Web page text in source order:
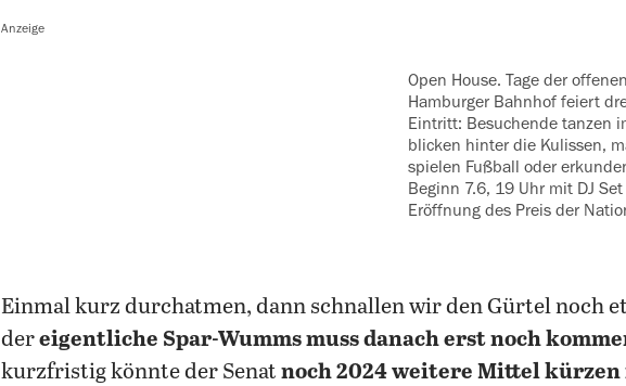
Anzeige
Open House. Tage der offenen Tür (7.-9.06.): Der
Hamburger Bahnhof ‍feiert
Eintritt: Besuchende tanzen
blicken hinter die Kulissen,
spielen Fußball oder
Beginn 7.6, 19 Uhr mit DJ
Eröffnung des Preis der
Einmal kurz durchatmen, dann schnallen wir den Gürtel noch
dereigentliche Spar-Wumms muss danach erst noch
kurzfristig könnte der Senat noch 2024 weitere Mittel kürzen